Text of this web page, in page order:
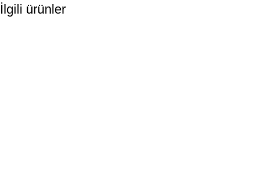
İlgili ürünler